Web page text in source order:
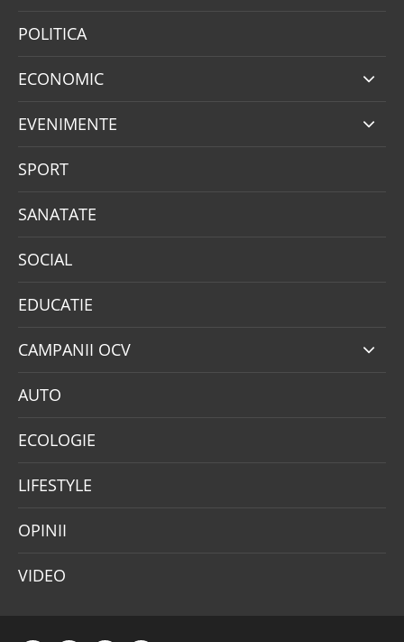
POLITICA
ECONOMIC
EVENIMENTE
SPORT
SANATATE
SOCIAL
EDUCATIE
CAMPANII OCV
AUTO
ECOLOGIE
LIFESTYLE
OPINII
VIDEO